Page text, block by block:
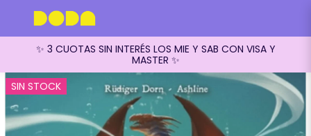
✨ 3 CUOTAS SIN INTERÉS LOS MIE Y SAB CON VISA Y
MASTER ✨
SIN STOCK